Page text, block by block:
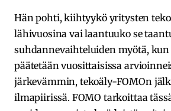
Hän pohti, kiihtyykö yritysten
lähivuosina vai laantuuko se
suhdannevaihteluiden myötä, kun
päätetään vuosittaisissa
järkevämmin, tekoäly-FOMOn
ilmapiirissä. FOMO tarkoittaa